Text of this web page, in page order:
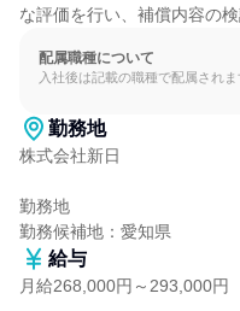
な評価を行い、補償内容の
配属職種について
入社後は記載の職種で配属されま
勤務地
株式会社新日
勤務地
勤務候補地：愛知県
給与
月給268,000円～293,000円